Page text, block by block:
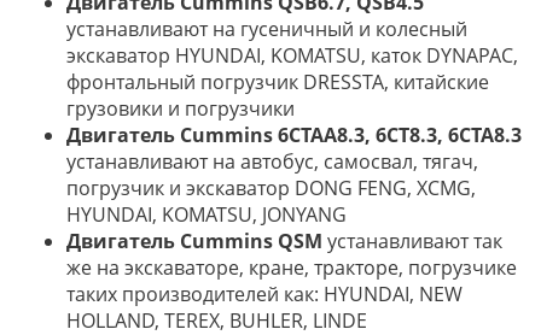
устанавливают на гусеничный и колесный
экскаватор HYUNDAI, KOMATSU, каток DYNAPAC,
фронтальный погрузчик DRESSTA, китайские
грузовики и погрузчики
Двигатель Cummins 6CTAA8.3, 6CT8.3, 6CTA8.3
устанавливают на автобус, самосвал, тягач,
погрузчик и экскаватор DONG FENG, XCMG,
HYUNDAI, KOMATSU, JONYANG
Двигатель Cummins QSM устанавливают так
же на экскаваторе, кране, тракторе, погрузчике
таких производителей как: HYUNDAI, NEW
HOLLAND, TEREX, BUHLER, LINDE